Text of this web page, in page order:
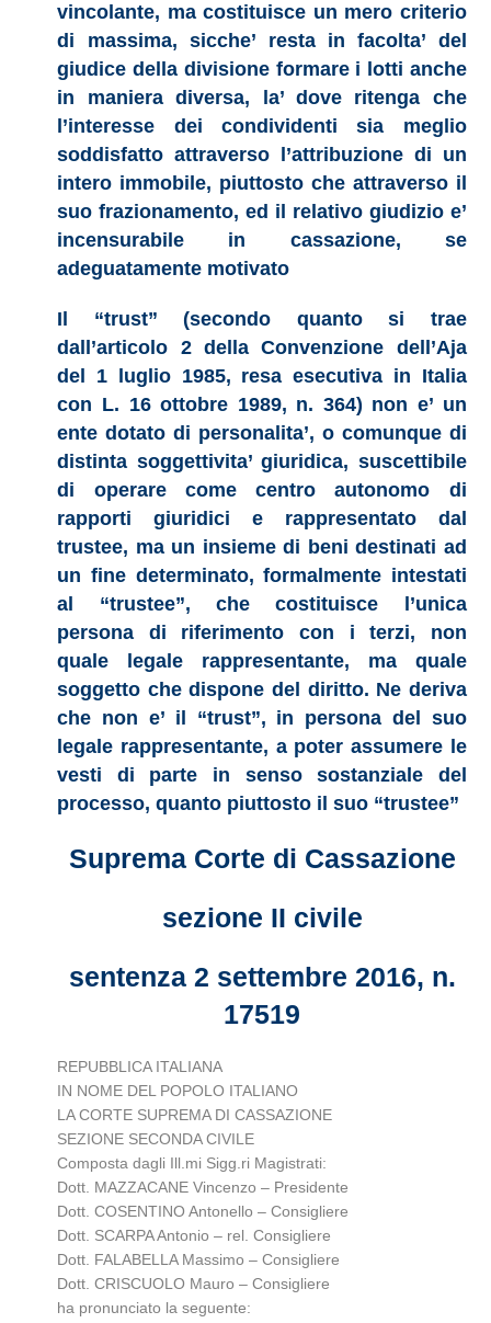
vincolante, ma costituisce un mero criterio
di massima, sicche’ resta in facolta’ del
giudice della divisione formare i lotti anche
in maniera diversa, la’ dove ritenga che
l’interesse dei condividenti sia meglio
soddisfatto attraverso l’attribuzione di un
intero immobile, piuttosto che attraverso il
suo frazionamento, ed il relativo giudizio e’
incensurabile in cassazione, se
adeguatamente motivato
Il “trust” (secondo quanto si trae
dall’articolo 2 della Convenzione dell’Aja
del 1 luglio 1985, resa esecutiva in Italia
con L. 16 ottobre 1989, n. 364) non e’ un
ente dotato di personalita’, o comunque di
distinta soggettivita’ giuridica, suscettibile
di operare come centro autonomo di
rapporti giuridici e rappresentato dal
trustee, ma un insieme di beni destinati ad
un fine determinato, formalmente intestati
al “trustee”, che costituisce l’unica
persona di riferimento con i terzi, non
quale legale rappresentante, ma quale
soggetto che dispone del diritto. Ne deriva
che non e’ il “trust”, in persona del suo
legale rappresentante, a poter assumere le
vesti di parte in senso sostanziale del
processo, quanto piuttosto il suo “trustee”
Suprema Corte di Cassazione
sezione II civile
sentenza 2 settembre 2016, n.
17519
REPUBBLICA ITALIANA
IN NOME DEL POPOLO ITALIANO
LA CORTE SUPREMA DI CASSAZIONE
SEZIONE SECONDA CIVILE
Composta dagli Ill.mi Sigg.ri Magistrati:
Dott. MAZZACANE Vincenzo – Presidente
Dott. COSENTINO Antonello – Consigliere
Dott. SCARPA Antonio – rel. Consigliere
Dott. FALABELLA Massimo – Consigliere
Dott. CRISCUOLO Mauro – Consigliere
ha pronunciato la seguente: